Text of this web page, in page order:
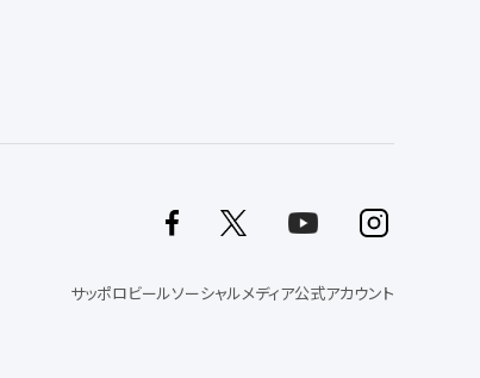
サッポロビールソーシャルメディア公式アカウント